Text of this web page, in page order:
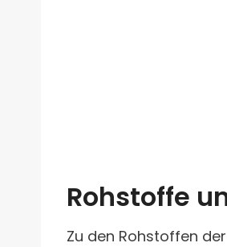
Rohstoffe
Zu den Rohstoffen